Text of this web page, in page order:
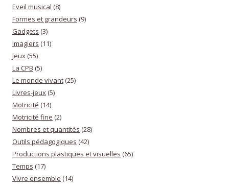
Eveil musical (8)
Formes et grandeurs (9)
Gadgets (3)
Imagiers (11)
Jeux (55)
La CPB (5)
Le monde vivant (25)
Livres-jeux (5)
Motricité (14)
Motricité fine (2)
Nombres et quantités (28)
Outils pédagogiques (42)
Productions plastiques et visuelles (65)
Temps (17)
Vivre ensemble (14)